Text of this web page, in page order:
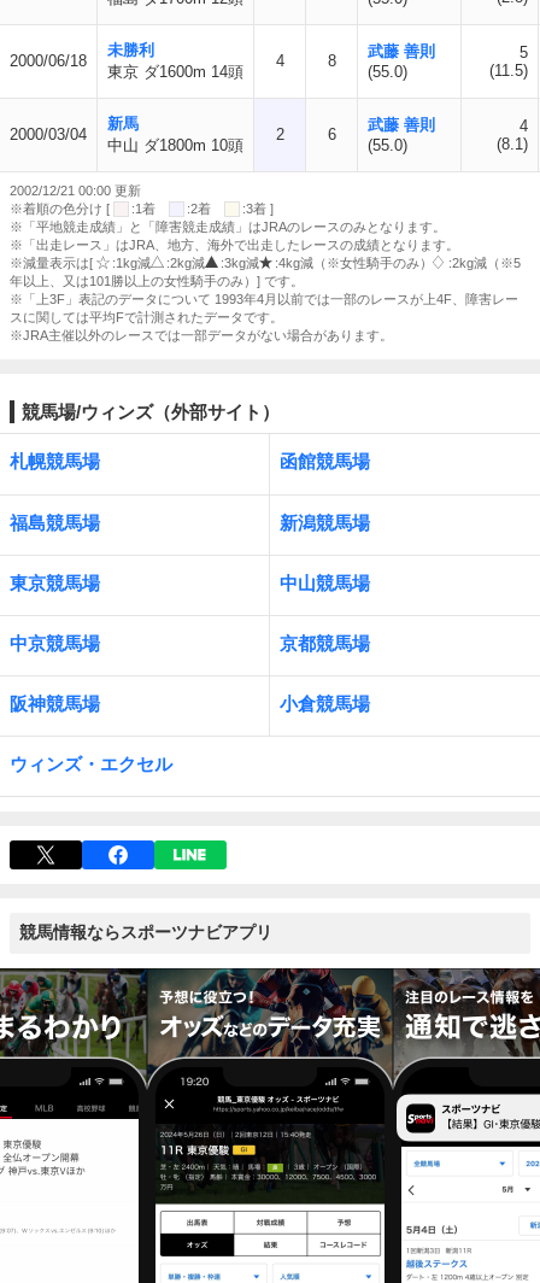
2000/06/18
未勝利
東京 ダ1600m 14頭
4 8
武藤 善則
(55.0)
5
(11.5)
2000/03/04
新馬
中山 ダ1800m 10頭
2 6
武藤 善則
(55.0)
4
(8.1)
2002/12/21 00:00 更新
※着順の色分け [
:1着 :2着
:3着 ]
※「平地競走成績」と「障害競走成績」はJRAのレースのみとなります。
※「出走レース」はJRA、地方、海外で出走したレースの成績となります。
※減量表示は[
:1kg減 :2kg減 :3kg減 :4kg減（※女性騎手のみ）
:2kg減（※5
年以上、又は101勝以上の女性騎手のみ）] です。
※「上3F」表記のデータについて 1993年4月以前では一部のレースが上4F、障害レー
スに関しては平均Fで計測されたデータです。
※JRA主催以外のレースでは一部データがない場合があります。
競馬場/ウィンズ（外部サイト）
札幌競馬場 函館競馬場
福島競馬場 新潟競馬場
東京競馬場 中山競馬場
中京競馬場 京都競馬場
阪神競馬場 小倉競馬場
ウィンズ・エクセル
競馬情報ならスポーツナビアプリ